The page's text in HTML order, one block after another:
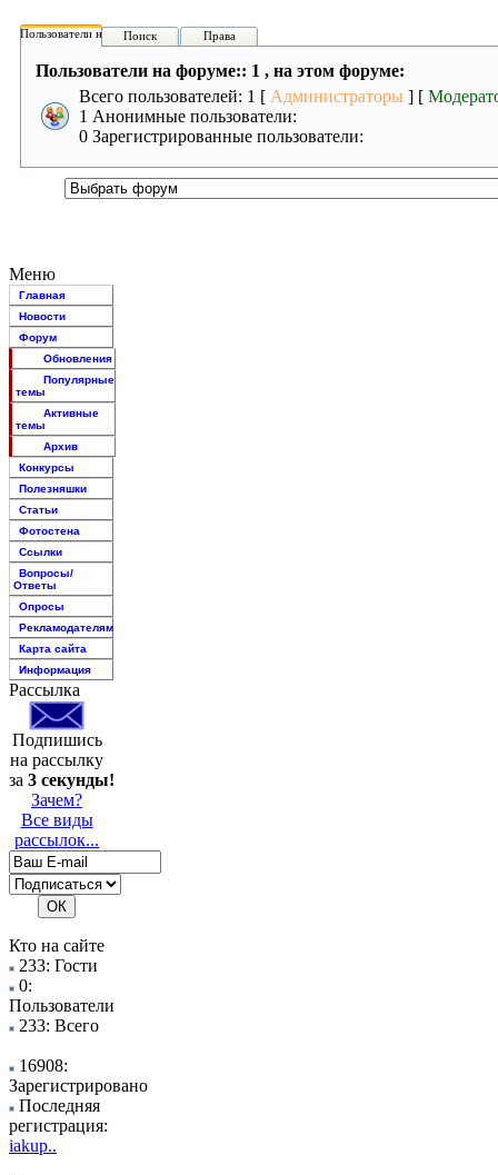
Пользователи на форуме:
Поиск Права
Пользователи на форуме:: 1 , на этом форуме:
Всего пользователей: 1 [ Администраторы ] [
1 Анонимные пользователи:
0 Зарегистрированные пользователи:
Меню
Главная
Новости
Форум
Обновления
Популярные
темы
Активные
темы
Архив
Конкурсы
Полезняшки
Статьи
Фотостена
Ссылки
Вопросы/
Ответы
Опросы
Рекламодателям
Карта сайта
Информация
Рассылка
Подпишись
на рассылку
за 3 секунды!
Зачем?
Все виды
рассылок...
Кто на сайте
233: Гости
0:
Пользователи
233: Всего
16908:
Зарегистрировано
Последняя
регистрация:
iakup..